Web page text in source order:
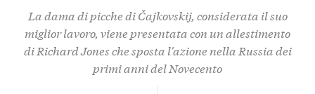
La dama di picche di Čajkovskij, considerata il suo
miglior lavoro, viene presentata con un allestimento
di Richard Jones che sposta l'azione nella Russia dei
primi anni del Novecento